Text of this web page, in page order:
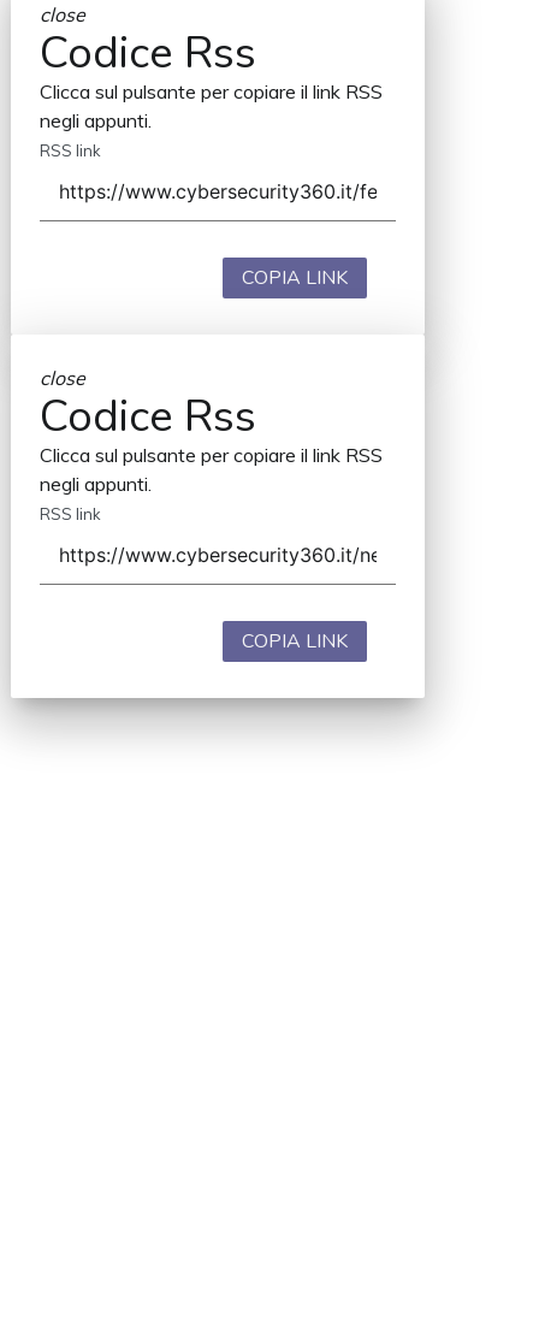
close
Codice Rss
Clicca sul pulsante per copiare il link RSS
negli appunti.
RSS link
COPIA LINK
close
Codice Rss
Clicca sul pulsante per copiare il link RSS
negli appunti.
RSS link
COPIA LINK